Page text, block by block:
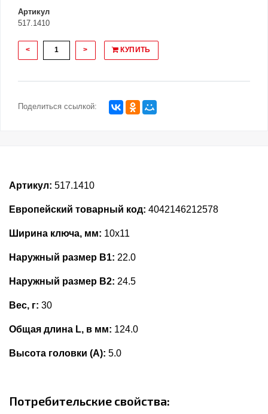
Артикул
517.1410
< > КУПИТЬ
Поделиться ссылкой:
Артикул: 517.1410
Европейский товарный код: 4042146212578
Ширина ключа, мм: 10x11
Наружный размер В1: 22.0
Наружный размер В2: 24.5
Вес, г: 30
Общая длина L, в мм: 124.0
Высота головки (А): 5.0
Потребительские свойства: